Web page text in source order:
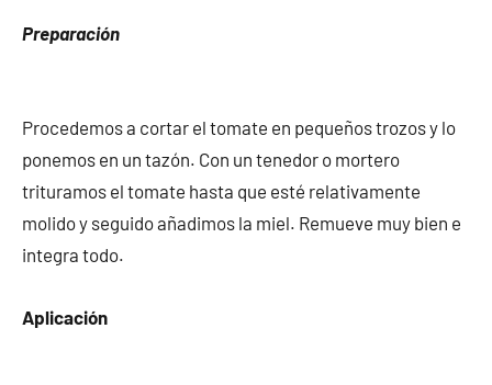
Preparación
Procedemos a cortar el tomate en pequeños trozos y lo
ponemos en un tazón. Con un tenedor o mortero
trituramos el tomate hasta que esté relativamente
molido y seguido añadimos la miel. Remueve muy bien e
integra todo.
Aplicación